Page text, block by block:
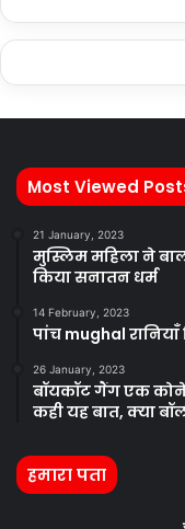
Most Viewed
21 January, 2023
मुस्लिम महिला ने
किया सनातन धर्म
14 February, 2023
पांच mughal
26 January, 2023
बॉयकॉट गैंग एक कोने
कही यह बात, क्या
हमारा पता